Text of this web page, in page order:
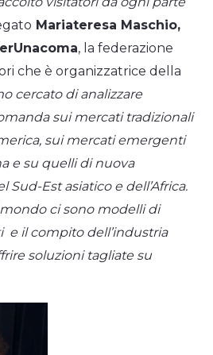
Mariateresa Maschio,
, la federazione
che è organizzatrice della
cercato di analizzare
sui mercati tradizionali
sui mercati emergenti
e su quelli di nuova
Sud-Est asiatico e dell’Africa.
ci sono modelli di
e il compito dell’industria
soluzioni tagliate su